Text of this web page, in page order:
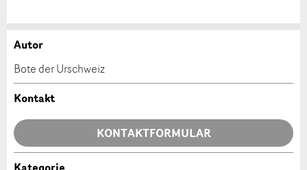
Anzeige beanstanden
Ihr Feedback wird sehr geschätzt!
Allgemeines Feedback
Anzeige nicht mehr gültig
Anzeige weiterempfehlen
Empfehlen Sie diese Anzeige an Freunde weiter.
Autor
Bote der Urschweiz
Kontakt
KONTAKTFORMULAR